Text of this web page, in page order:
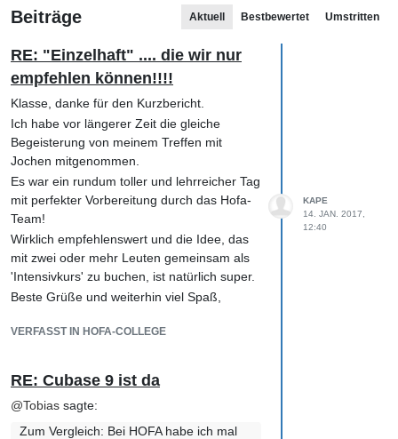
Beiträge Aktuell Bestbewertet Umstritten
RE: "Einzelhaft" .... die wir nur
empfehlen können!!!!​
Klasse, danke für den Kurzbericht.
Ich habe vor längerer Zeit die gleiche
Begeisterung von meinem Treffen mit
Jochen mitgenommen.
Es war ein rundum toller und lehrreicher Tag
mit perfekter Vorbereitung durch das Hofa-
Team!
Wirklich empfehlenswert und die Idee, das
mit zwei oder mehr Leuten gemeinsam als
'Intensivkurs' zu buchen, ist natürlich super.
Beste Grüße und weiterhin viel Spaß,
VERFASST IN HOFA-COLLEGE
KAPE
14. JAN. 2017,
12:40
RE: Cubase 9 ist da
@Tobias sagte:
Zum Vergleich: Bei HOFA habe ich mal